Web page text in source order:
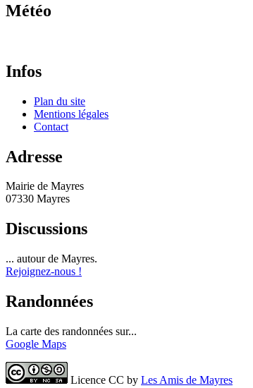
Météo
Infos
Plan du site
Mentions légales
Contact
Adresse
Mairie de Mayres
07330 Mayres
Discussions
... autour de Mayres.
Rejoignez-nous !
Randonnées
La carte des randonnées sur...
Google Maps
Licence CC by Les Amis de Mayres